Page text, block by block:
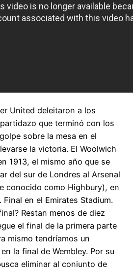
United deleitaron a los
que terminó con los
sobre la mesa en el
la victoria. El Woolwich
1913, el mismo año que se
del sur de Londres al Arsenal
conocido como Highbury), en
en el Emirates Stadium.
Restan menos de diez
el final de la primera parte
mismo tendríamos un
la final de Wembley. Por su
eliminar al conjunto de